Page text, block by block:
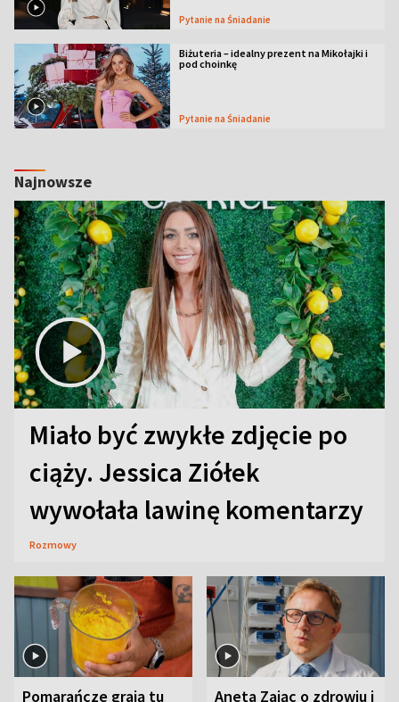
Pytanie na Śniadanie
Biżuteria – idealny prezent na Mikołajki i
pod choinkę
Pytanie na Śniadanie
Najnowsze
Miało być zwykłe zdjęcie po
ciąży. Jessica Ziółek
wywołała lawinę komentarzy
Rozmowy
Pomarańcze grają tu Aneta Zając o zdrowiu i